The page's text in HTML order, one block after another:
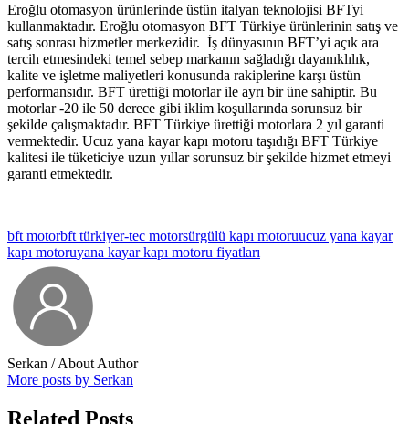
Eroğlu otomasyon ürünlerinde üstün italyan teknolojisi BFTyi
kullanmaktadır. Eroğlu otomasyon BFT Türkiye ürünlerinin satış ve
satış sonrası hizmetler merkezidir. İş dünyasının BFT’yi açık ara
tercih etmesindeki temel sebep markanın sağladığı dayanıklılık,
kalite ve işletme maliyetleri konusunda rakiplerine karşı üstün
performansıdır. BFT ürettiği motorlar ile ayrı bir üne sahiptir. Bu
motorlar -20 ile 50 derece gibi iklim koşullarında sorunsuz bir
şekilde çalışmaktadır. BFT Türkiye ürettiği motorlara 2 yıl garanti
vermektedir. Ucuz yana kayar kapı motoru taşıdığı BFT Türkiye
kalitesi ile tüketiciye uzun yıllar sorunsuz bir şekilde hizmet etmeyi
garanti etmektedir.
bft motorbft türkiyer-tec motorsürgülü kapı motoruucuz yana kayar
kapı motoruyana kayar kapı motoru fiyatları
Serkan / About Author
More posts by Serkan
Related Posts